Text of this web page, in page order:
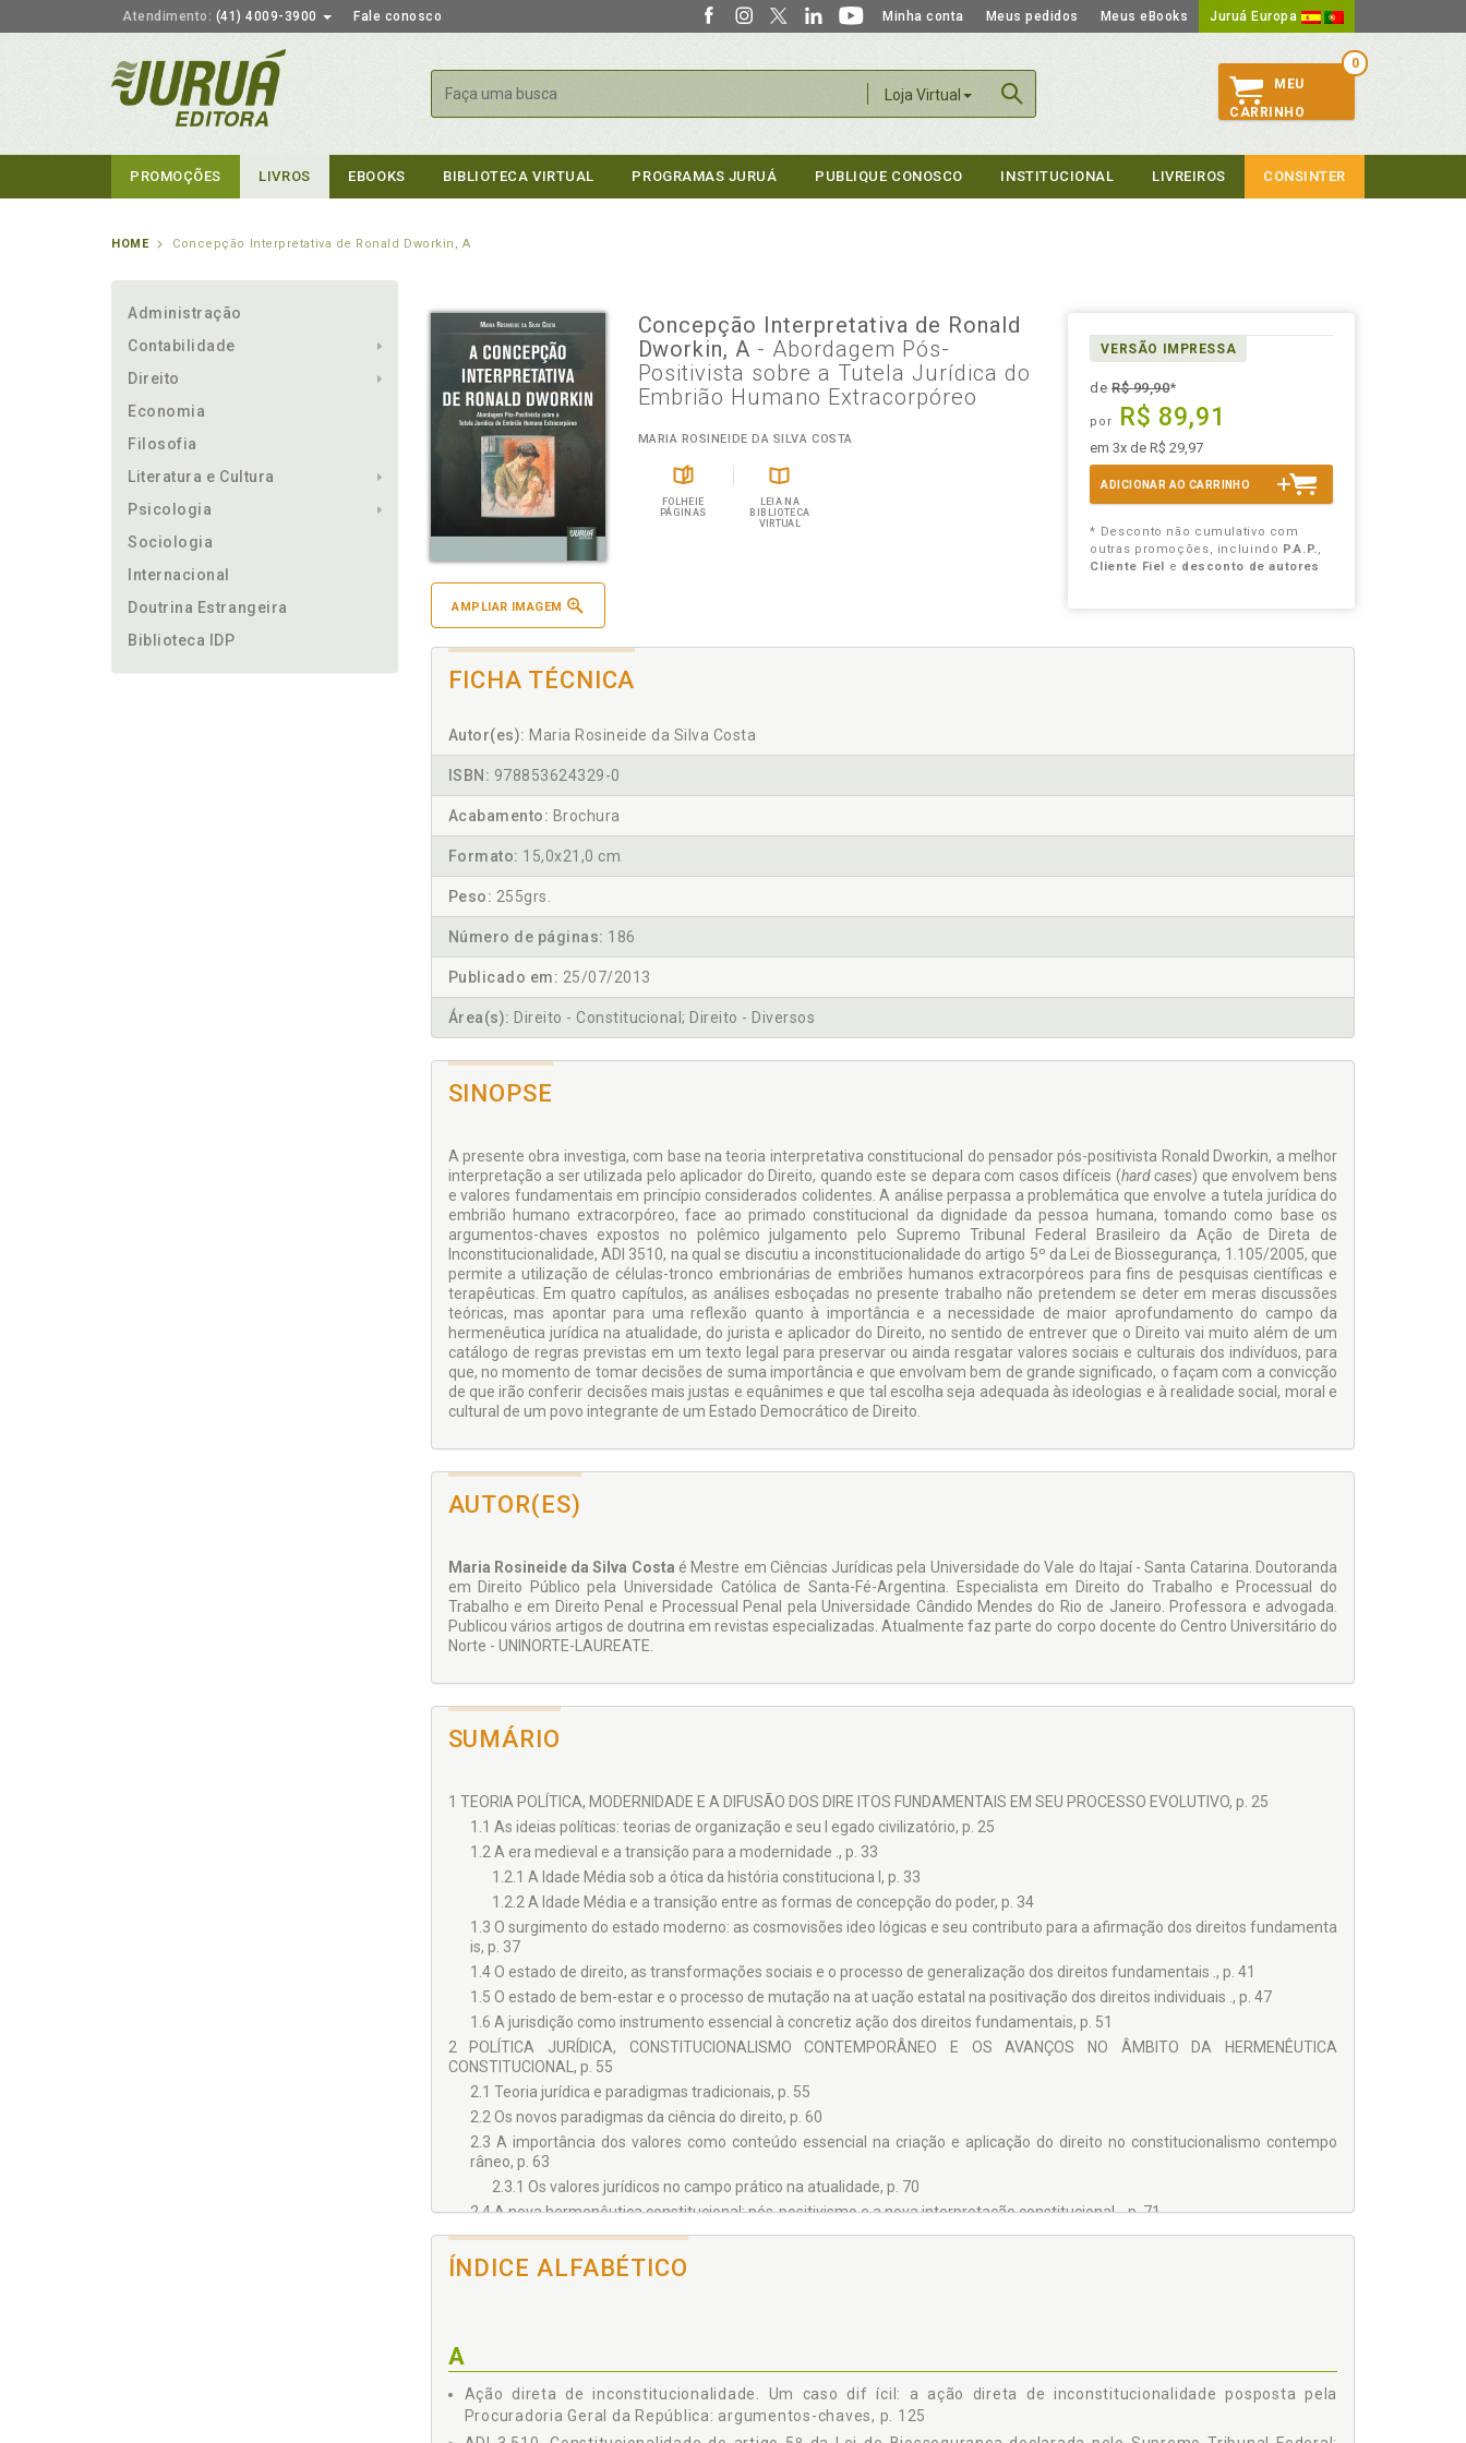
Atendimento: (41) 4009-3900 Fale conosco Minha conta Meus pedidos Meus eBooks Juruá Europa
Loja Virtual
Buscar
0
MEU
CARRINHO
PROMOÇÕES LIVROS EBOOKS BIBLIOTECA VIRTUAL PROGRAMAS JURUÁ PUBLIQUE CONOSCO INSTITUCIONAL LIVREIROS CONSINTER
HOME Concepção Interpretativa de Ronald Dworkin, A
Administração
Contabilidade
Direito
Economia
Filosofia
Literatura e Cultura
Psicologia
Sociologia
Internacional
Doutrina Estrangeira
Biblioteca IDP
AMPLIAR IMAGEM
Concepção Interpretativa de Ronald
Dworkin, A - Abordagem Pós-
Positivista sobre a Tutela Jurídica do
Embrião Humano Extracorpóreo
MARIA ROSINEIDE DA SILVA COSTA
FOLHEIE
PÁGINAS
LEIA NA
BIBLIOTECA
VIRTUAL
VERSÃO IMPRESSA
deR$ 99,90*
por R$ 89,91
em 3x de R$ 29,97
ADICIONAR AO CARRINHO
* Desconto não cumulativo com
outras promoções, incluindo P.A.P.,
Cliente Fiel e desconto de autores
FICHA TÉCNICA
Autor(es): Maria Rosineide da Silva Costa
ISBN: 978853624329-0
Acabamento: Brochura
Formato: 15,0x21,0 cm
Peso: 255grs.
Número de páginas: 186
Publicado em: 25/07/2013
Área(s): Direito - Constitucional; Direito - Diversos
SINOPSE
A presente obra investiga, com base na teoria interpretativa constitucional do pensador pós-positivista Ronald Dworkin, a melhor
interpretação a ser utilizada pelo aplicador do Direito, quando este se depara com casos difíceis (hard cases) que envolvem bens
e valores fundamentais em princípio considerados colidentes. A análise perpassa a problemática que envolve a tutela jurídica do
embrião humano extracorpóreo, face ao primado constitucional da dignidade da pessoa humana, tomando como base os
argumentos-chaves expostos no polêmico julgamento pelo Supremo Tribunal Federal Brasileiro da Ação de Direta de
Inconstitucionalidade, ADI 3510, na qual se discutiu a inconstitucionalidade do artigo 5º da Lei de Biossegurança, 1.105/2005, que
permite a utilização de células-tronco embrionárias de embriões humanos extracorpóreos para fins de pesquisas científicas e
terapêuticas. Em quatro capítulos, as análises esboçadas no presente trabalho não pretendem se deter em meras discussões
teóricas, mas apontar para uma reflexão quanto à importância e a necessidade de maior aprofundamento do campo da
hermenêutica jurídica na atualidade, do jurista e aplicador do Direito, no sentido de entrever que o Direito vai muito além de um
catálogo de regras previstas em um texto legal para preservar ou ainda resgatar valores sociais e culturais dos indivíduos, para
que, no momento de tomar decisões de suma importância e que envolvam bem de grande significado, o façam com a convicção
de que irão conferir decisões mais justas e equânimes e que tal escolha seja adequada às ideologias e à realidade social, moral e
cultural de um povo integrante de um Estado Democrático de Direito.
AUTOR(ES)
Maria Rosineide da Silva Costa é Mestre em Ciências Jurídicas pela Universidade do Vale do Itajaí - Santa Catarina. Doutoranda
em Direito Público pela Universidade Católica de Santa-Fé-Argentina. Especialista em Direito do Trabalho e Processual do
Trabalho e em Direito Penal e Processual Penal pela Universidade Cândido Mendes do Rio de Janeiro. Professora e advogada.
Publicou vários artigos de doutrina em revistas especializadas. Atualmente faz parte do corpo docente do Centro Universitário do
Norte - UNINORTE-LAUREATE.
SUMÁRIO
1 TEORIA POLÍTICA, MODERNIDADE E A DIFUSÃO DOS DIRE ITOS FUNDAMENTAIS EM SEU PROCESSO EVOLUTIVO, p. 25
1.1 As ideias políticas: teorias de organização e seu l egado civilizatório, p. 25
1.2 A era medieval e a transição para a modernidade ., p. 33
1.2.1 A Idade Média sob a ótica da história constituciona l, p. 33
1.2.2 A Idade Média e a transição entre as formas de concepção do poder, p. 34
1.3 O surgimento do estado moderno: as cosmovisões ideo lógicas e seu contributo para a afirmação dos direitos fundamenta
is, p. 37
1.4 O estado de direito, as transformações sociais e o processo de generalização dos direitos fundamentais ., p. 41
1.5 O estado de bem-estar e o processo de mutação na at uação estatal na positivação dos direitos individuais ., p. 47
1.6 A jurisdição como instrumento essencial à concretiz ação dos direitos fundamentais, p. 51
2 POLÍTICA JURÍDICA, CONSTITUCIONALISMO CONTEMPORÂNEO E OS AVANÇOS NO ÂMBITO DA HERMENÊUTICA
CONSTITUCIONAL, p. 55
2.1 Teoria jurídica e paradigmas tradicionais, p. 55
2.2 Os novos paradigmas da ciência do direito, p. 60
2.3 A importância dos valores como conteúdo essencial na criação e aplicação do direito no constitucionalismo contempo
râneo, p. 63
2.3.1 Os valores jurídicos no campo prático na atualidade, p. 70
2.4 A nova hermenêutica constitucional: pós-positivismo e a nova interpretação constitucional ., p. 71
2.4.1 O pós-positivismo e a força normativa dos princípios, p. 75
2.4.2 A função dos princípios na nova hermenêutica constitucional, p. 78
3.2.1 As distintas técnicas reprodutivas, p. 95
ÍNDICE ALFABÉTICO
A
Ação direta de inconstitucionalidade. Um caso dif ícil: a ação direta de inconstitucionalidade posposta pela
Procuradoria Geral da República: argumentos-chaves, p. 125